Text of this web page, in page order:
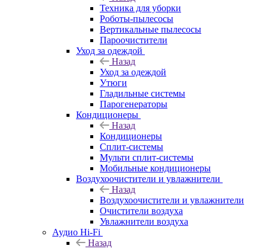
Техника для уборки
Роботы-пылесосы
Вертикальные пылесосы
Пароочистители
Уход за одеждой
Назад
Уход за одеждой
Утюги
Гладильные системы
Парогенераторы
Кондиционеры
Назад
Кондиционеры
Сплит-системы
Мульти сплит-системы
Мобильные кондиционеры
Воздухоочистители и увлажнители
Назад
Воздухоочистители и увлажнители
Очистители воздуха
Увлажнители воздуха
Аудио Hi-Fi
Назад